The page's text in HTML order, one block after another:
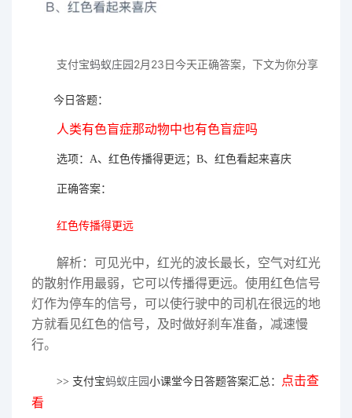
支付宝蚂蚁庄园2月23日今天正确答案，下文为你分享
今日答题：
人类有色盲症那动物中也有色盲症吗
选项：A、红色传播得更远；B、红色看起来喜庆
正确答案：
红色传播得更远
解析：可见光中，红光的波长最长，空气对红光
的散射作用最弱，它可以传播得更远。使用红色信号
灯作为停车的信号，可以使行驶中的司机在很远的地
方就看见红色的信号，及时做好刹车准备，减速慢
行。
>> 支付宝蚂蚁庄园小课堂今日答题答案汇总：
点击查
看